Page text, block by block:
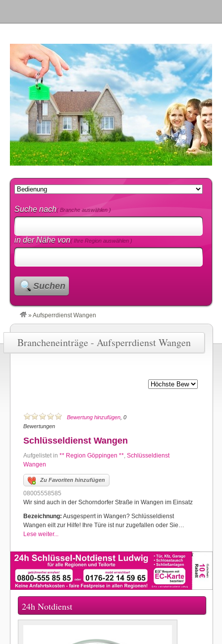
Suche nach( Branche auswählen )
in der Nähe von( Ihre Region auswählen )
Suchen
» Aufsperrdienst Wangen
Brancheneinträge - Aufsperrdienst Wangen
Bewertung hinzufügen , 0
Bewertungen
Schlüsseldienst Wangen
Aufgelistet in ** Region Göppingen **, Schlüsseldienst
Wangen
Zu Favoriten hinzufügen
08005558585
Wir sind auch in der Schorndorfer Straße in Wangen im Einsatz
Bezeichnung: Ausgesperrt in Wangen? Schlüsseldienst
Wangen eilt zur Hilfe! Ihre Türe ist nur zugefallen oder Sie…
Lese weiter...
24h Notdienst